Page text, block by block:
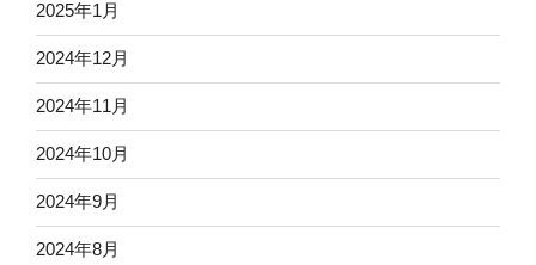
2025年1月
2024年12月
2024年11月
2024年10月
2024年9月
2024年8月